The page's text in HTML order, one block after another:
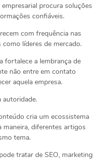
procura soluções
confiáveis.
com frequência nas
como líderes de mercado.
fortalece a lembrança de
não entre em contato
aquela empresa.
autoridade.
cria um ecossistema
diferentes artigos
tema.
tratar de SEO, marketing